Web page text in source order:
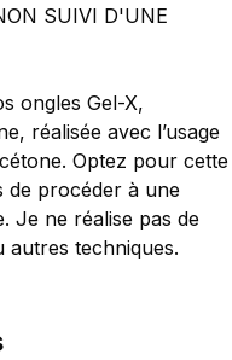
SUIVI D'UNE
ongles Gel-X,
réalisée avec l’usage
Optez pour cette
de procéder à une
Je ne réalise pas de
autres techniques.